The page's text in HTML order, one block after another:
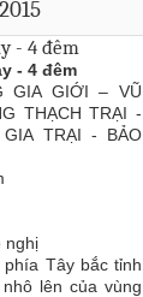
- 4 đêm
- 4 đêm
GIA GIỚI – VŨ
THẠCH TRẠI -
TRẠI - BẢO
nghị
Tây bắc tỉnh
lên của vùng